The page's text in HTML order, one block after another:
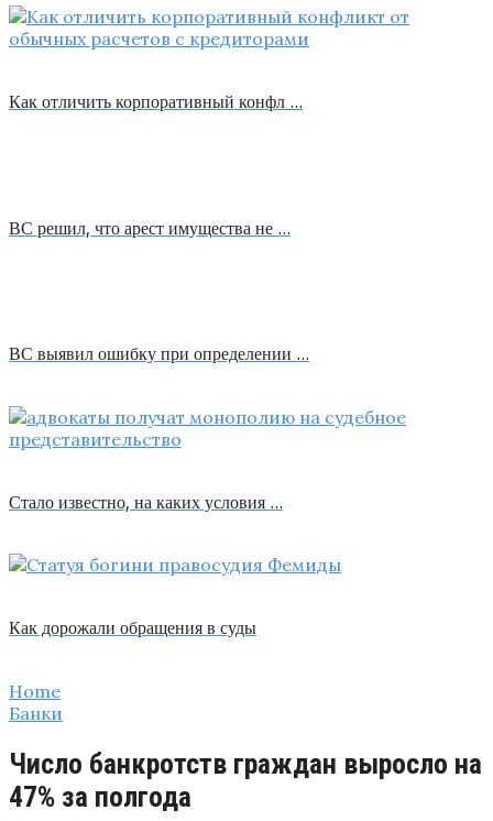
Как отличить корпоративный конфл …
ВС решил, что арест имущества не …
ВС выявил ошибку при определении …
Стало известно, на каких условия …
Как дорожали обращения в суды
Home
Банки
Число банкротств граждан выросло на
47% за полгода